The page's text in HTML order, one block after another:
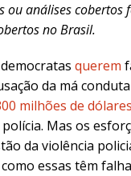
ou análises cobertos
no Brasil.
querem
da má
milhões de
Mas os
da violência
essas têm